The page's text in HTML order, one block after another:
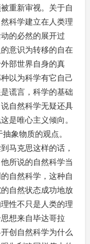
重新审视。关于自
科学建立在人类理
的必然的展开过
意识为转移的自在
部世界自身的真
以为科学有它自己
谎言，科学的基础
自然科学无疑还具
是唯心主义倾向。
象物质的观点。
马克思这样的话，
所说的自然科学当
自然科学，这种自
自然状态成功地放
性不只是人类的理
想来自毕达哥拉
创自然科学为什么